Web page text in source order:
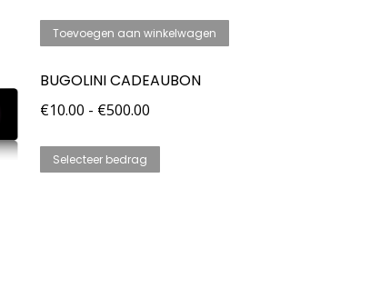
Toevoegen aan winkelwagen
BUGOLINI CADEAUBON
€10.00 - €500.00
Selecteer bedrag